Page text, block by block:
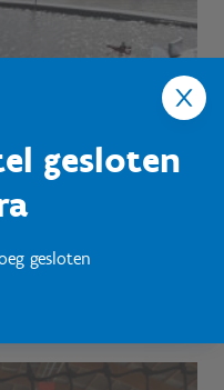
gesloten
gesloten